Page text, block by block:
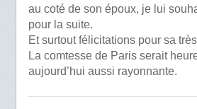
au coté de son époux, je lui
pour la suite.
Et surtout félicitations pour sa
La comtesse de Paris serait
aujourd’hui aussi rayonnante.